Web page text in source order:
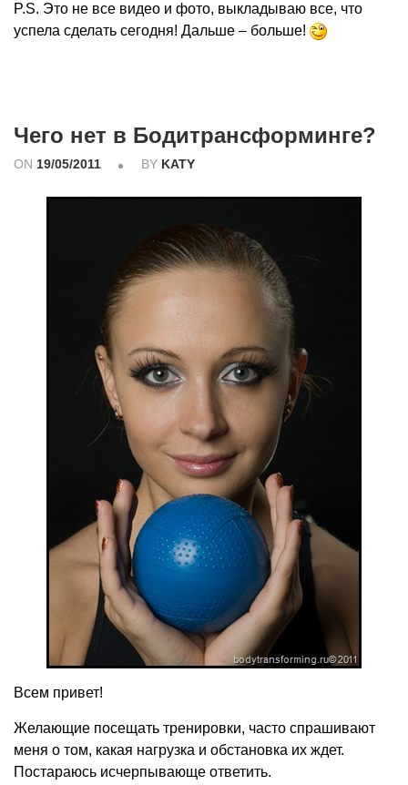
P.S. Это не все видео и фото, выкладываю все, что
успела сделать сегодня! Дальше – больше!
Чего нет в Бодитрансформинге?
ON 19/05/2011 BY KATY
Всем привет!
Желающие посещать тренировки, часто спрашивают
меня о том, какая нагрузка и обстановка их ждет.
Постараюсь исчерпывающе ответить.